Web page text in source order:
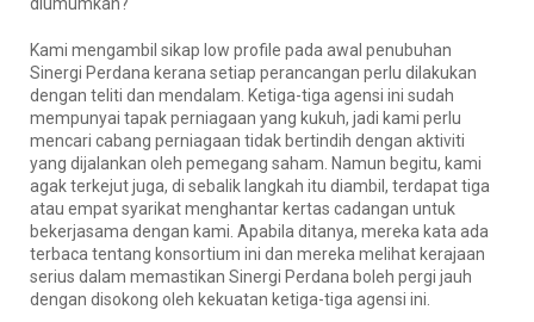
Kami mengambil sikap low profile pada awal penubuhan
Sinergi Perdana kerana setiap perancangan perlu dilakukan
dengan teliti dan mendalam. Ketiga-tiga agensi ini sudah
mempunyai tapak perniagaan yang kukuh, jadi kami perlu
mencari cabang perniagaan tidak bertindih dengan aktiviti
yang dijalankan oleh pemegang saham. Namun begitu, kami
agak terkejut juga, di sebalik langkah itu diambil, terdapat tiga
atau empat syarikat menghantar kertas cadangan untuk
bekerjasama dengan kami. Apabila ditanya, mereka kata ada
terbaca tentang konsortium ini dan mereka melihat kerajaan
serius dalam memastikan Sinergi Perdana boleh pergi jauh
dengan disokong oleh kekuatan ketiga-tiga agensi ini.